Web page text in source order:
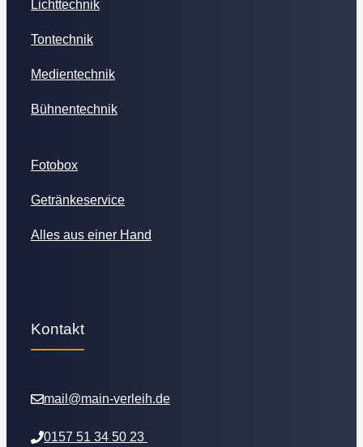
Lichttechnik
Tontechnik
Medientechnik
Bühnentechnik
Fotobox
Getränkeservice
Alles aus einer Hand
Kontakt
mail@main-verleih.de
0157 51 34 50 23